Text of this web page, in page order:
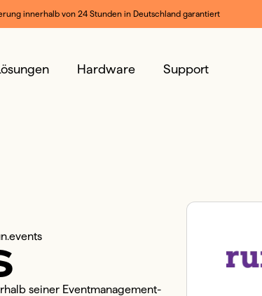
innerhalb von 24 Stunden in Deutschland garantiert
Hardware Support
seiner Eventmanagement-